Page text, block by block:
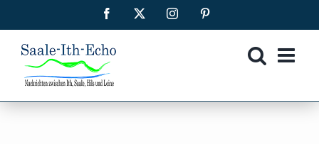
Inhalt
springen
Facebook Instagram